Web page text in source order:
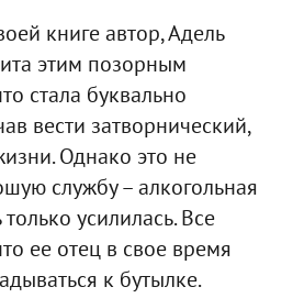
книге автор, Адель
этим позорным
стала буквально
вести затворнический,
Однако это не
службу – алкогольная
усилилась. Все
ее отец в свое время
к бутылке.